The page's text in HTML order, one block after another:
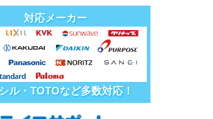
対応メーカー
ル・TOTOなど多数対応！